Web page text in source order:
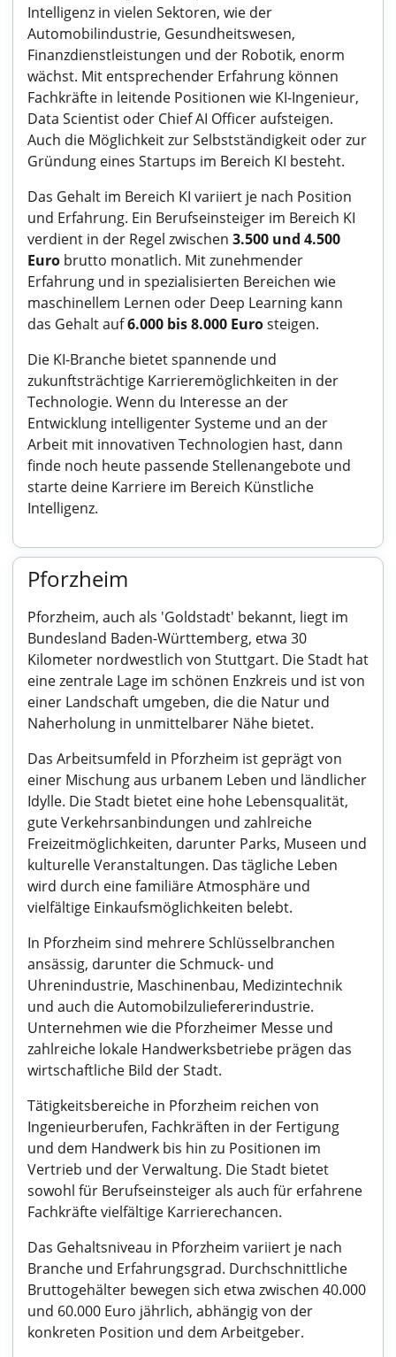
Intelligenz in vielen Sektoren, wie der
Automobilindustrie, Gesundheitswesen,
Finanzdienstleistungen und der Robotik, enorm
wächst. Mit entsprechender Erfahrung können
Fachkräfte in leitende Positionen wie KI-Ingenieur,
Data Scientist oder Chief AI Officer aufsteigen.
Auch die Möglichkeit zur Selbstständigkeit oder zur
Gründung eines Startups im Bereich KI besteht.
Das Gehalt im Bereich KI variiert je nach Position
und Erfahrung. Ein Berufseinsteiger im Bereich KI
verdient in der Regel zwischen 3.500 und 4.500
Euro brutto monatlich. Mit zunehmender
Erfahrung und in spezialisierten Bereichen wie
maschinellem Lernen oder Deep Learning kann
das Gehalt auf6.000 bis 8.000 Eurosteigen.
Die KI-Branche bietet spannende und
zukunftsträchtige Karrieremöglichkeiten in der
Technologie. Wenn du Interesse an der
Entwicklung intelligenter Systeme und an der
Arbeit mit innovativen Technologien hast, dann
finde noch heute passende Stellenangebote und
starte deine Karriere im Bereich Künstliche
Intelligenz.
Pforzheim
Pforzheim, auch als 'Goldstadt' bekannt, liegt im
Bundesland Baden-Württemberg, etwa 30
Kilometer nordwestlich von Stuttgart. Die Stadt hat
eine zentrale Lage im schönen Enzkreis und ist von
einer Landschaft umgeben, die die Natur und
Naherholung in unmittelbarer Nähe bietet.
Das Arbeitsumfeld in Pforzheim ist geprägt von
einer Mischung aus urbanem Leben und ländlicher
Idylle. Die Stadt bietet eine hohe Lebensqualität,
gute Verkehrsanbindungen und zahlreiche
Freizeitmöglichkeiten, darunter Parks, Museen und
kulturelle Veranstaltungen. Das tägliche Leben
wird durch eine familiäre Atmosphäre und
vielfältige Einkaufsmöglichkeiten belebt.
In Pforzheim sind mehrere Schlüsselbranchen
ansässig, darunter die Schmuck- und
Uhrenindustrie, Maschinenbau, Medizintechnik
und auch die Automobilzuliefererindustrie.
Unternehmen wie die Pforzheimer Messe und
zahlreiche lokale Handwerksbetriebe prägen das
wirtschaftliche Bild der Stadt.
Tätigkeitsbereiche in Pforzheim reichen von
Ingenieurberufen, Fachkräften in der Fertigung
und dem Handwerk bis hin zu Positionen im
Vertrieb und der Verwaltung. Die Stadt bietet
sowohl für Berufseinsteiger als auch für erfahrene
Fachkräfte vielfältige Karrierechancen.
Das Gehaltsniveau in Pforzheim variiert je nach
Branche und Erfahrungsgrad. Durchschnittliche
Bruttogehälter bewegen sich etwa zwischen 40.000
und 60.000 Euro jährlich, abhängig von der
konkreten Position und dem Arbeitgeber.